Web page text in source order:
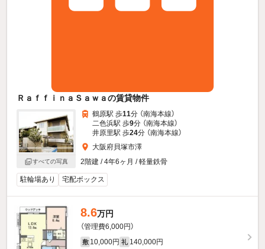
ＲａｆｆｉｎａＳａｗａの賃貸物件
すべての写真
鶴原駅 歩11分 （南海本線）
二色浜駅 歩9分 （南海本線）
井原里駅 歩24分 （南海本線）
大阪府貝塚市澤
2階建 / 4年6ヶ月 / 軽量鉄骨
駐輪場あり 宅配ボックス
8.6万円
（管理費6,000円）
敷 10,000円 礼 140,000円